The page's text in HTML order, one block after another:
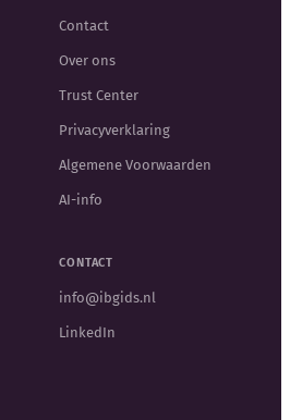
Contact
Over ons
Trust Center
Privacyverklaring
Algemene Voorwaarden
AI-info
CONTACT
info@ibgids.nl
LinkedIn